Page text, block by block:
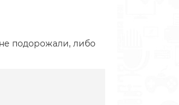
подорожали, либо